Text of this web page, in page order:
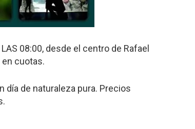
08:00, desde el centro de Rafael
en cuotas.
día de naturaleza pura. Precios